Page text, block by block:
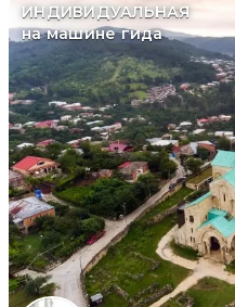
ИНДИВИДУАЛЬНАЯ
на машине гида